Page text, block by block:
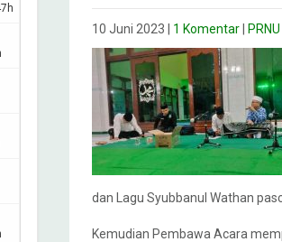
10 Juni 2023 1 Komentar
dan Lagu Syubbanul Wathan
Kemudian Pembawa Acara